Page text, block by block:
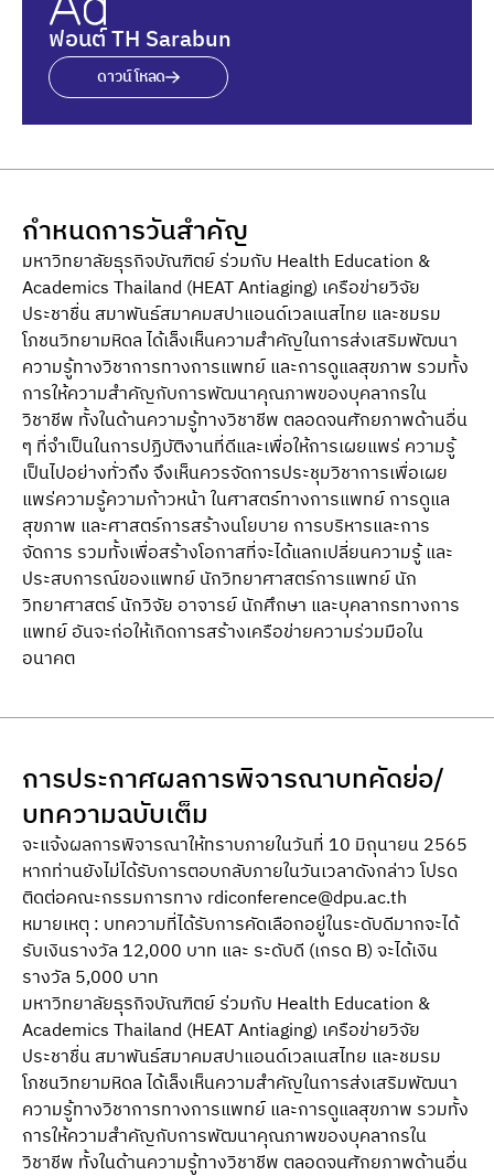
ฟอนต์ TH Sarabun
ดาวน์โหลด
กำหนดการวันสำคัญ
มหาวิทยาลัยธุรกิจบัณฑิตย์ ร่วมกับ Health Education &
Academics Thailand (HEAT Antiaging) เครือข่ายวิจัย
ประชาชื่น สมาพันธ์สมาคมสปาแอนด์เวลเนสไทย และชมรม
โภชนวิทยามหิดล ได้เล็งเห็นความสําคัญในการส่งเสริมพัฒนา
ความรู้ทางวิชาการทางการแพทย์ และการดูแลสุขภาพ รวมทั้ง
การให้ความสําคัญกับการพัฒนาคุณภาพของบุคลากรใน
วิชาชีพ ทั้งในด้านความรู้ทางวิชาชีพ ตลอดจนศักยภาพด้านอื่น
ๆ ที่จําเป็นในการปฏิบัติงานที่ดีและเพื่อให้การเผยแพร่ ความรู้
เป็นไปอย่างทั่วถึง จึงเห็นควรจัดการประชุมวิชาการเพื่อเผย
แพร่ความรู้ความก้าวหน้า ในศาสตร์ทางการแพทย์ การดูแล
สุขภาพ และศาสตร์การสร้างนโยบาย การบริหารและการ
จัดการ รวมทั้งเพื่อสร้างโอกาสที่จะได้แลกเปลี่ยนความรู้ และ
ประสบการณ์ของแพทย์ นักวิทยาศาสตร์การแพทย์ นัก
วิทยาศาสตร์ นักวิจัย อาจารย์ นักศึกษา และบุคลากรทางการ
แพทย์ อันจะก่อให้เกิดการสร้างเครือข่ายความร่วมมือใน
อนาคต
การประกาศผลการพิจารณาบทคัดย่อ/
บทความฉบับเต็ม
จะแจ้งผลการพิจารณาให้ทราบภายในวันที่ 10 มิถุนายน 2565
หากท่านยังไม่ได้รับการตอบกลับภายในวันเวลาดังกล่าว โปรด
ติดต่อคณะกรรมการทาง rdiconference@dpu.ac.th
หมายเหตุ : บทความที่ได้รับการคัดเลือกอยู่ในระดับดีมากจะได้
รับเงินรางวัล 12,000 บาท และ ระดับดี (เกรด B) จะได้เงิน
รางวัล 5,000 บาท
มหาวิทยาลัยธุรกิจบัณฑิตย์ ร่วมกับ Health Education &
Academics Thailand (HEAT Antiaging) เครือข่ายวิจัย
ประชาชื่น สมาพันธ์สมาคมสปาแอนด์เวลเนสไทย และชมรม
โภชนวิทยามหิดล ได้เล็งเห็นความสําคัญในการส่งเสริมพัฒนา
ความรู้ทางวิชาการทางการแพทย์ และการดูแลสุขภาพ รวมทั้ง
การให้ความสําคัญกับการพัฒนาคุณภาพของบุคลากรใน
วิชาชีพ ทั้งในด้านความรู้ทางวิชาชีพ ตลอดจนศักยภาพด้านอื่น